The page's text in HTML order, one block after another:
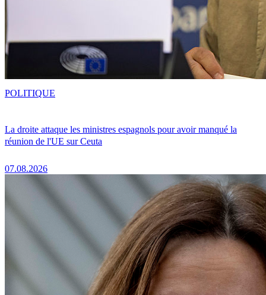
La droite attaque les ministres espagnols pour avoir manqué la
réunion de l'UE sur Ceuta
07.08.2026
POLITIQUE